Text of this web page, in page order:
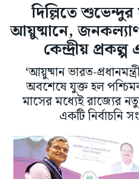
দিল্লিতে
আয়ুষ্মানে,
কেন্দ্রীয়
‘আয়ুষ্মান ভারত-
অবশেষে যুক্ত হল
মাসের মধ্যেই রাজ্যের
একটি নির্বাচনি